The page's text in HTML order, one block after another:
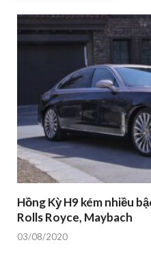
Hồng Kỳ H9 kém nhiều
Rolls Royce, Maybach
03/08/2020